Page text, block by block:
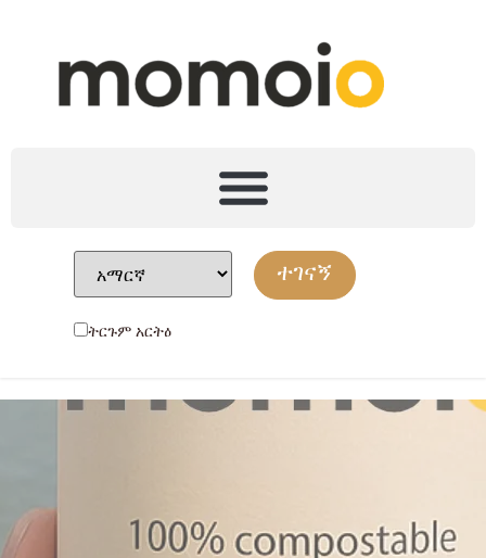
ትርጉም አርትዕ
ተገናኝ